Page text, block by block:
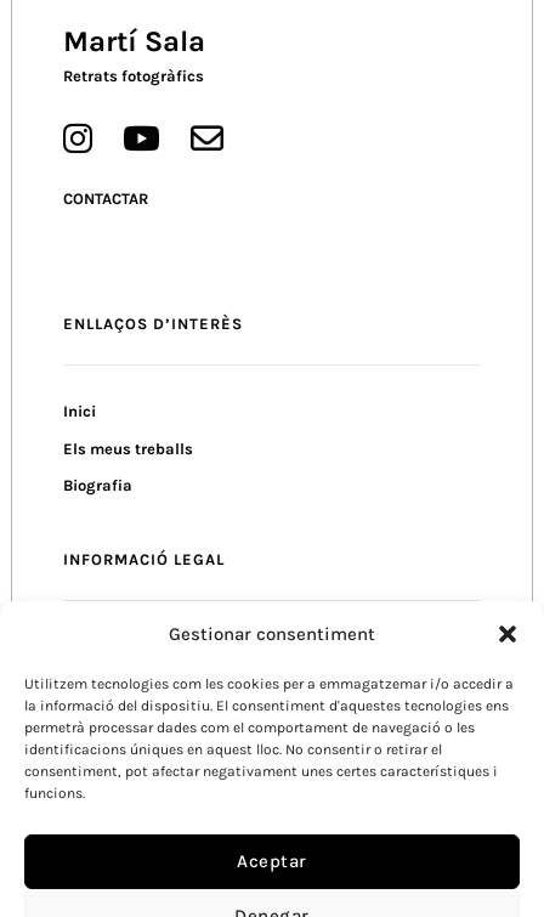
Gestionar consentiment
Utilitzem tecnologies com les cookies per a emmagatzemar i/o accedir a
la informació del dispositiu. El consentiment d'aquestes tecnologies ens
permetrà processar dades com el comportament de navegació o les
identificacions úniques en aquest lloc. No consentir o retirar el
consentiment, pot afectar negativament unes certes característiques i
funcions.
Aceptar
Martí Sala
Retrats fotogràfics
CONTACTAR
ENLLAÇOS D’INTERÈS
Inici
Els meus treballs
Biografia
INFORMACIÓ LEGAL
Política de Privacitat
Política de Cookies
Condicions d’Ús